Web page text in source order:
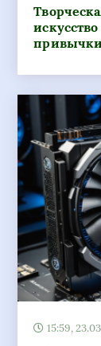
привычки
15:59,